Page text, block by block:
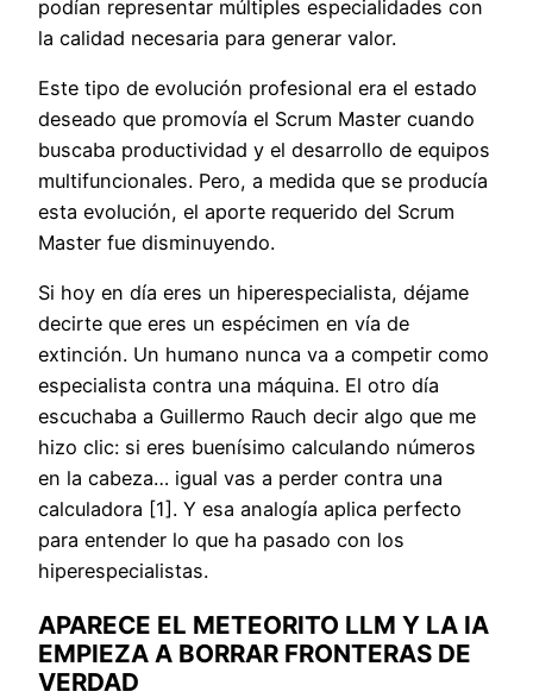
podían representar múltiples especialidades con
la calidad necesaria para generar valor.
Este tipo de evolución profesional era el estado
deseado que promovía el Scrum Master cuando
buscaba productividad y el desarrollo de equipos
multifuncionales. Pero, a medida que se producía
esta evolución, el aporte requerido del Scrum
Master fue disminuyendo.
Si hoy en día eres un hiperespecialista, déjame
decirte que eres un espécimen en vía de
extinción. Un humano nunca va a competir como
especialista contra una máquina. El otro día
escuchaba a Guillermo Rauch decir algo que me
hizo clic: si eres buenísimo calculando números
en la cabeza… igual vas a perder contra una
calculadora [1]. Y esa analogía aplica perfecto
para entender lo que ha pasado con los
hiperespecialistas.
APARECE EL METEORITO LLM Y LA IA
EMPIEZA A BORRAR FRONTERAS DE
VERDAD